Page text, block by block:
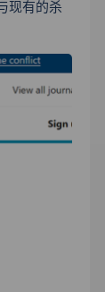
现有的杀